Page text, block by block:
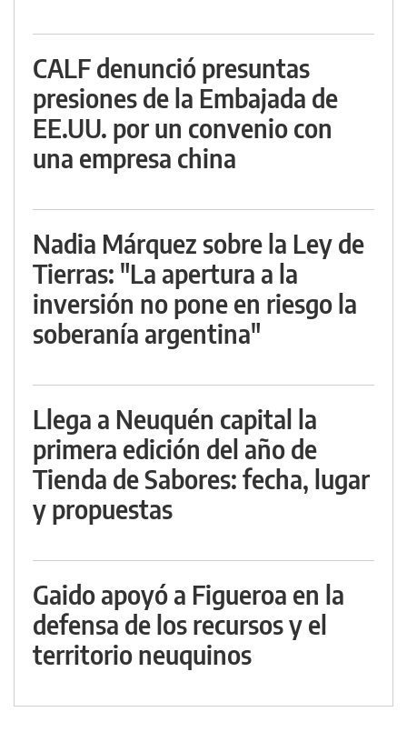
CALF denunció presuntas
presiones de la Embajada de
EE.UU. por un convenio con
una empresa china
Nadia Márquez sobre la Ley de
Tierras: "La apertura a la
inversión no pone en riesgo la
soberanía argentina"
Llega a Neuquén capital la
primera edición del año de
Tienda de Sabores: fecha, lugar
y propuestas
Gaido apoyó a Figueroa en la
defensa de los recursos y el
territorio neuquinos